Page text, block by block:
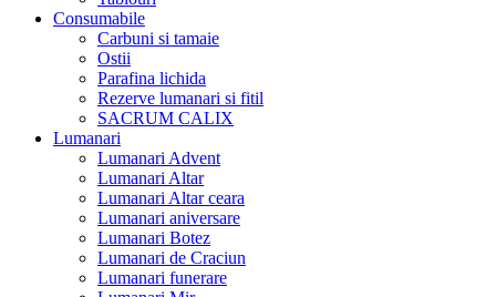
Consumabile
Carbuni si tamaie
Ostii
Parafina lichida
Rezerve lumanari si fitil
SACRUM CALIX
Lumanari
Lumanari Advent
Lumanari Altar
Lumanari Altar ceara
Lumanari aniversare
Lumanari Botez
Lumanari de Craciun
Lumanari funerare